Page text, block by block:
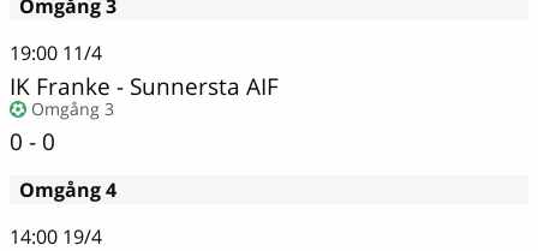
Omgång 3
19:00 11/4
IK Franke - Sunnersta AIF
Omgång 3
0 - 0
Omgång 4
14:00 19/4